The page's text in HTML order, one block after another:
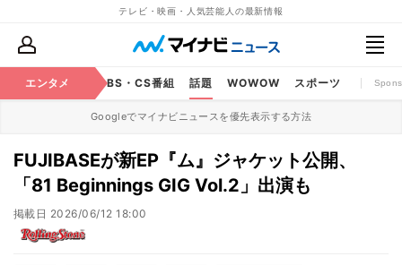
テレビ・映画・人気芸能人の最新情報
エンタメ
映画 YouTube BS・CS番組 話題 WOWOW スポーツ
Googleでマイナビニュースを優先表示する方法
FUJIBASEが新EP『ム』ジャケット公開、
「81 Beginnings GIG Vol.2」出演も
掲載日 2026/06/12 18:00